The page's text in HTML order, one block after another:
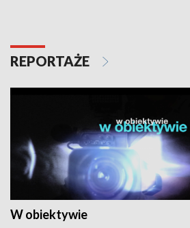
REPORTAŻE
W obiektywie